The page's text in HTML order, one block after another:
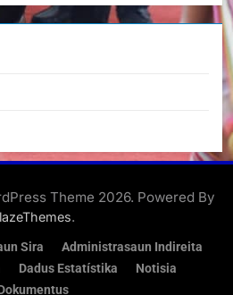
Theme 2026. Powered By
.
Sira
Administrasaun Indireita
Dadus Estatístika
Notisia